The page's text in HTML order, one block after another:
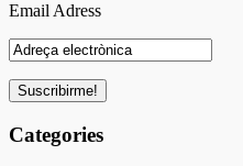
Email Adress
Categories